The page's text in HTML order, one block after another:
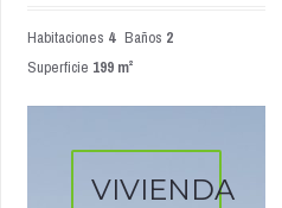
Habitaciones 4 Baños 2
Superficie 199 m²
VIVIENDA